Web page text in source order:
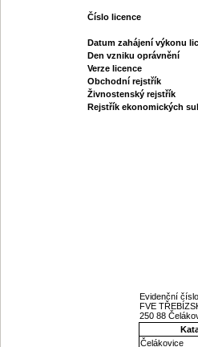
Číslo licence
Datum zahájení výkonu
Den vzniku oprávnění
Verze licence
Obchodní rejstřík
Živnostenský rejstřík
Rejstřík ekonomických
Evidenční
FVE
250 88
Čelákovice